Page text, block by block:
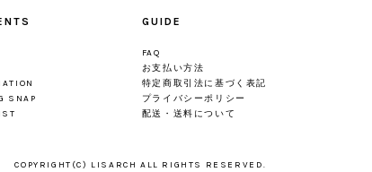
SNAP
GUIDE
FAQ
お支払い方法
特定商取引法に基づく表記
プライバシーポリシー
配送・送料について
COPYRIGHT(C) LISARCH ALL RIGHTS RESERVED.